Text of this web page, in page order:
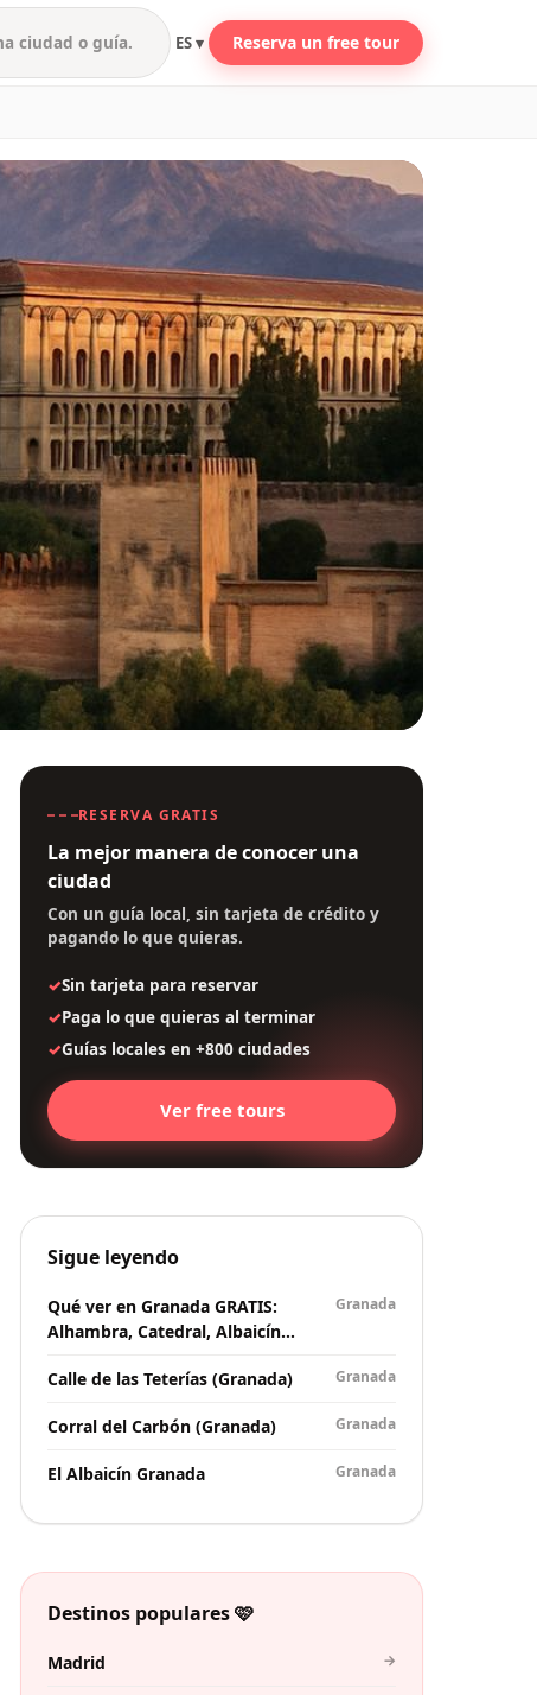
ES ▾ Reserva un free tour
RESERVA GRATIS
La mejor manera de conocer una
ciudad
Con un guía local, sin tarjeta de crédito y
pagando lo que quieras.
Sin tarjeta para reservar
Paga lo que quieras al terminar
Guías locales en +800 ciudades
Ver free tours
Sigue leyendo
Qué ver en Granada GRATIS:
Alhambra, Catedral, Albaicín…
Granada
Calle de las Teterías (Granada) Granada
Corral del Carbón (Granada) Granada
El Albaicín Granada Granada
Destinos populares 🩷
Madrid →